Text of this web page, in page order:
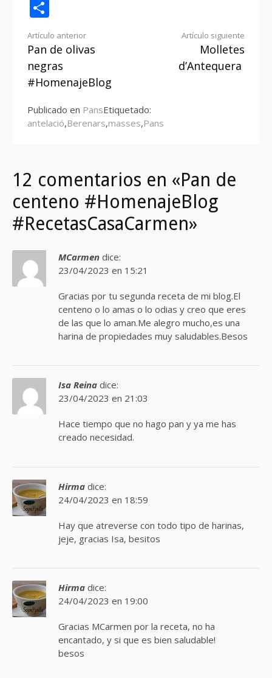
Seguir
leyendo
Artículo anterior
Pan de olivas
negras
#HomenajeBlog
Artículo siguiente
Molletes
d’Antequera
Publicado en PansEtiquetado:
antelació,Berenars,masses,Pans
12 comentarios en «Pan de
centeno #HomenajeBlog
#RecetasCasaCarmen»
MCarmen dice:
23/04/2023 en 15:21
Gracias por tu segunda receta de mi blog.El
centeno o lo amas o lo odias y creo que eres
de las que lo aman.Me alegro mucho,es una
harina de propiedades muy saludables.Besos
Isa Reina dice:
23/04/2023 en 21:03
Hace tiempo que no hago pan y ya me has
creado necesidad.
Hirma dice:
24/04/2023 en 18:59
Hay que atreverse con todo tipo de harinas,
jeje, gracias Isa, besitos
Hirma dice:
24/04/2023 en 19:00
Gracias MCarmen por la receta, no ha
encantado, y si que es bien saludable!
besos